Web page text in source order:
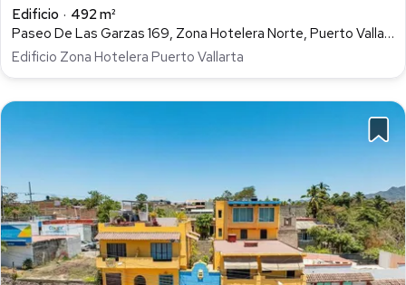
Edificio
492 m²
Paseo De Las Garzas 169, Zona Hotelera Norte, Puerto Vallarta
Edificio Zona Hotelera Puerto Vallarta